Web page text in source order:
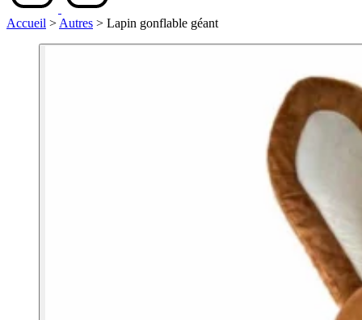
Accueil > Autres > Lapin gonflable géant